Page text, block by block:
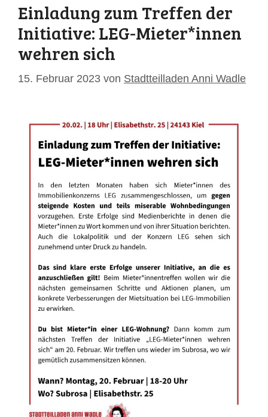
Einladung zum Treffen der
Initiative: LEG-Mieter*innen
wehren sich
15. Februar 2023 von Stadtteilladen Anni Wadle